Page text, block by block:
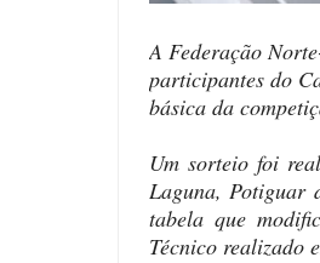
A Federação
participantes do
básica da
Um sorteio foi
Laguna, Potiguar
tabela que
Técnico realizado